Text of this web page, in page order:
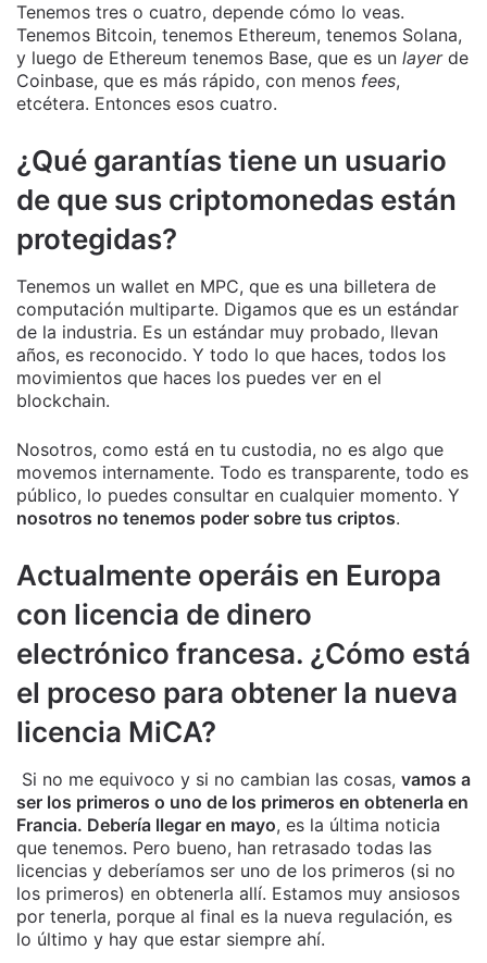
Tenemos tres o cuatro, depende cómo lo veas.
Tenemos Bitcoin, tenemos Ethereum, tenemos Solana,
y luego de Ethereum tenemos Base, que es un layerde
Coinbase, que es más rápido, con menos fees,
etcétera. Entonces esos cuatro.
¿Qué garantías tiene un usuario
de que sus criptomonedas están
protegidas?
Tenemos un wallet en MPC, que es una billetera de
computación multiparte. Digamos que es un estándar
de la industria. Es un estándar muy probado, llevan
años, es reconocido. Y todo lo que haces, todos los
movimientos que haces los puedes ver en el
blockchain.
Nosotros, como está en tu custodia, no es algo que
movemos internamente. Todo es transparente, todo es
público, lo puedes consultar en cualquier momento. Y
nosotros no tenemos poder sobre tus criptos.
Actualmente operáis en Europa
con licencia de dinero
electrónico francesa. ¿Cómo está
el proceso para obtener la nueva
licencia MiCA?
Si no me equivoco y si no cambian las cosas, vamos a
ser los primeros o uno de los primeros en obtenerla en
Francia. Debería llegar en mayo, es la última noticia
que tenemos. Pero bueno, han retrasado todas las
licencias y deberíamos ser uno de los primeros (si no
los primeros) en obtenerla allí. Estamos muy ansiosos
por tenerla, porque al final es la nueva regulación, es
lo último y hay que estar siempre ahí.